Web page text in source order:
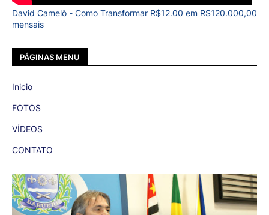
David Camelô - Como Transformar R$12.00 em R$120.000,00
mensais
PÁGINAS MENU
Inicio
FOTOS
VÍDEOS
CONTATO